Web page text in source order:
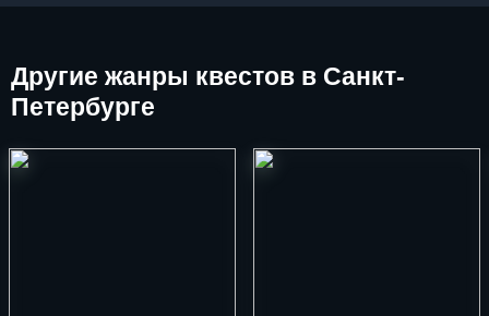
Другие жанры квестов в Санкт-
Петербурге